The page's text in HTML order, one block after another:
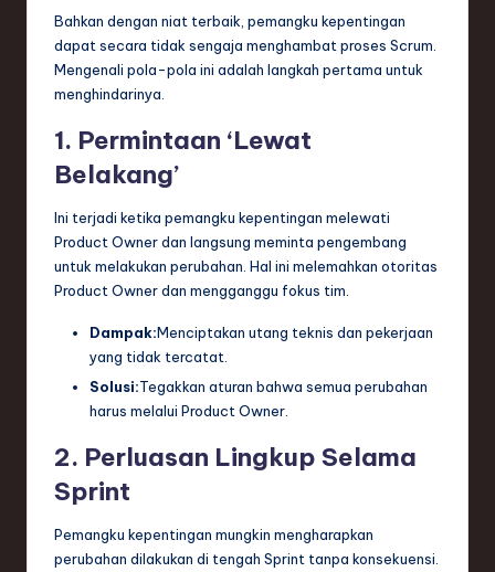
Bahkan dengan niat terbaik, pemangku kepentingan
dapat secara tidak sengaja menghambat proses Scrum.
Mengenali pola-pola ini adalah langkah pertama untuk
menghindarinya.
1. Permintaan ‘Lewat
Belakang’
Ini terjadi ketika pemangku kepentingan melewati
Product Owner dan langsung meminta pengembang
untuk melakukan perubahan. Hal ini melemahkan otoritas
Product Owner dan mengganggu fokus tim.
Dampak:Menciptakan utang teknis dan pekerjaan
yang tidak tercatat.
Solusi:Tegakkan aturan bahwa semua perubahan
harus melalui Product Owner.
2. Perluasan Lingkup Selama
Sprint
Pemangku kepentingan mungkin mengharapkan
perubahan dilakukan di tengah Sprint tanpa konsekuensi.